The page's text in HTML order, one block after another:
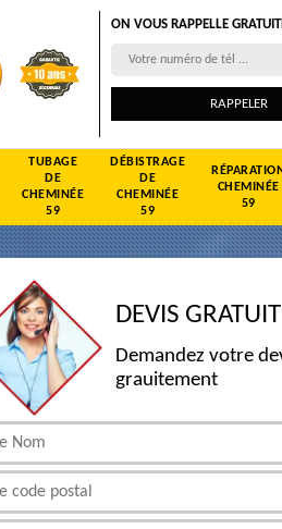
ON VOUS RAPPELLE
TUBAGE
DE
CHEMINÉE
59
DÉBISTRAGE
DE
CHEMINÉE
59
RÉPARATION
CHEMINÉE
59
DEVIS GRATUIT
Demandez votre
grauitement